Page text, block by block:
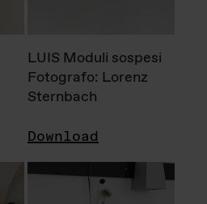
LUIS Moduli sospesi
Fotografo: Lorenz
Sternbach
Download